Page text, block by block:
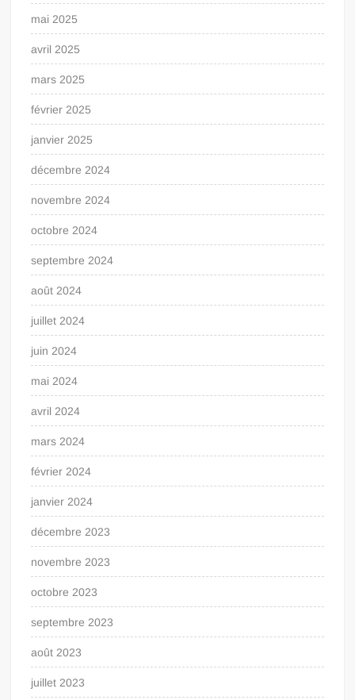
mai 2025
avril 2025
mars 2025
février 2025
janvier 2025
décembre 2024
novembre 2024
octobre 2024
septembre 2024
août 2024
juillet 2024
juin 2024
mai 2024
avril 2024
mars 2024
février 2024
janvier 2024
décembre 2023
novembre 2023
octobre 2023
septembre 2023
août 2023
juillet 2023